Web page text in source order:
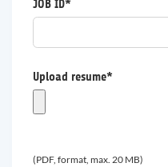
JOB ID*
Upload resume*
(PDF, format, max. 20 MB)